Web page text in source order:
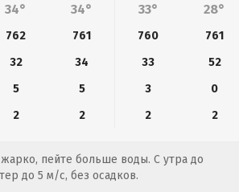
34° 34° 33° 28°
762 761 760
761
32 34 33
52
5 5 3
0
2 2 2 2
жарко, пейте больше воды. С утра до
до 5 м/с, без осадков.